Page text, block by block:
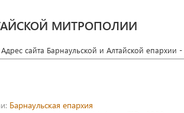
МИТРОПОЛИИ
Адрес сайта Барнаульской и Алтайской епархии -
Барнаульская епархия